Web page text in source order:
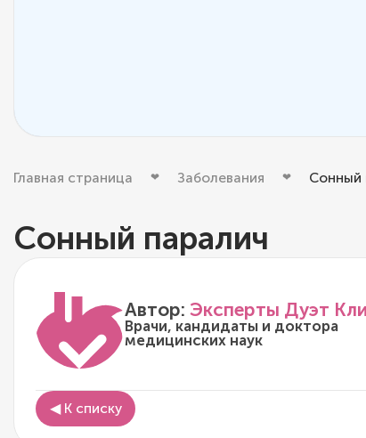
Главная страница Заболевания Сонный
Сонный паралич
Автор: Эксперты Дуэт
Врачи, кандидаты и доктора
медицинских наук
◀ К списку